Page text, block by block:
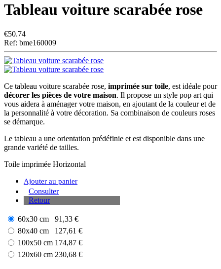
Tableau voiture scarabée rose
€50.74
Ref: bme160009
Ce tableau voiture scarabée rose, imprimée sur toile, est idéale pour
décorer les pièces de votre maison. Il propose un style pop art qui
vous aidera à aménager votre maison, en ajoutant de la couleur et de
la personnalité à votre décoration. Sa combinaison de couleurs roses
se démarque.
Le tableau a une orientation prédéfinie et est disponible dans une
grande variété de tailles.
Toile imprimée Horizontal
Ajouter au panier
Consulter
Retour
60x30 cm
91,33 €
80x40 cm
127,61 €
100x50 cm 174,87 €
120x60 cm 230,68 €